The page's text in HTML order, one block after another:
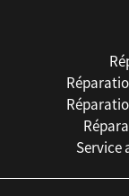
Service